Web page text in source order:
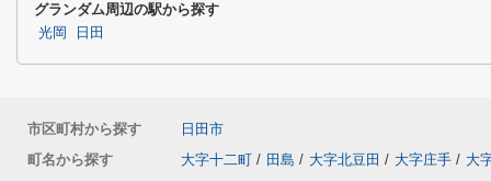
グランダム周辺の駅から探す
光岡 日田
市区町村から探す
日田市
町名から探す
大字十二町 / 田島 / 大字北豆田 / 大字庄手 / 大